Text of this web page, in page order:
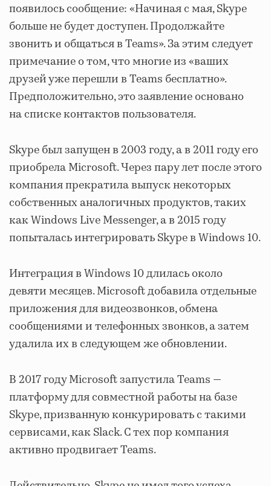
появилось сообщение: «Начиная с мая, Skype
больше не будет доступен. Продолжайте
звонить и общаться в Teams». За этим следует
примечание о том, что многие из «ваших
друзей уже перешли в Teams бесплатно».
Предположительно, это заявление основано
на списке контактов пользователя.
Skype был запущен в 2003 году, а в 2011 году его
приобрела Microsoft. Через пару лет после этого
компания прекратила выпуск некоторых
собственных аналогичных продуктов, таких
как Windows Live Messenger, а в 2015 году
попыталась интегрировать Skype в Windows 10.
Интеграция в Windows 10 длилась около
девяти месяцев. Microsoft добавила отдельные
приложения для видеозвонков, обмена
сообщениями и телефонных звонков, а затем
удалила их в следующем же обновлении.
В 2017 году Microsoft запустила Teams —
платформу для совместной работы на базе
Skype, призванную конкурировать с такими
сервисами, как Slack. С тех пор компания
активно продвигает Teams.